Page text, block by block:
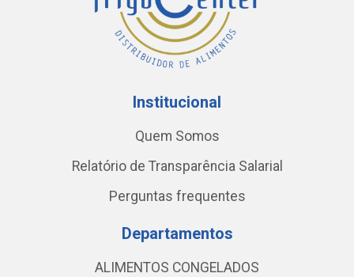
Institucional
Quem Somos
Relatório de Transparência Salarial
Perguntas frequentes
Departamentos
ALIMENTOS CONGELADOS